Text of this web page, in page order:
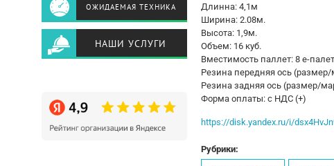
Длинна: 4,1м
Ширина: 2.08м.
Высота: 1,9м.
Объем: 16 куб.
Вместимость паллет: 8 е-
Резина передняя ось
Резина задняя ось (размер/
Форма оплаты: c НДС (+)
https://disk.yandex.ru/i/
Рубрики:
ОЖИДАЕМАЯ ТЕХНИКА
НАШИ УСЛУГИ